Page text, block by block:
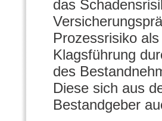
das
Prozessrisiko
Klagsführung
des
Diese sich aus
Bestandgeber